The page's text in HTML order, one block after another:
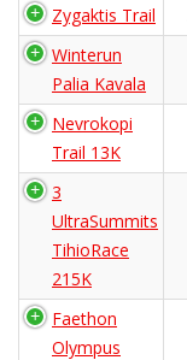
Zygaktis Trail
Winterun
Palia Kavala
Nevrokopi
Trail 13K
3
UltraSummits
TihioRace
215K
Faethon
Olympus